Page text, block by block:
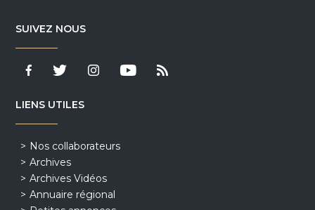
SUIVEZ NOUS
LIENS UTILES
Nos collaborateurs
Archives
Archives Vidéos
Annuaire régional